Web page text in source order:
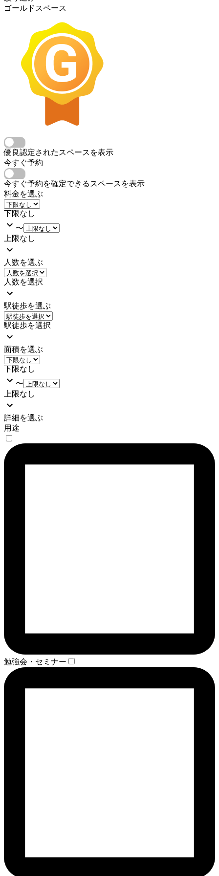
ゴールドスペース
優良認定されたスペースを表示
今すぐ予約
今すぐ予約を確定できるスペースを表示
料金を選ぶ
下限なし
〜
上限なし
人数を選ぶ
人数を選択
駅徒歩を選ぶ
駅徒歩を選択
面積を選ぶ
下限なし
〜
上限なし
詳細を選ぶ
用途
勉強会・セミナー